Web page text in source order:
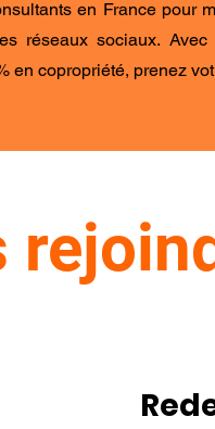
en France pour
réseaux sociaux. Avec
en copropriété, prenez